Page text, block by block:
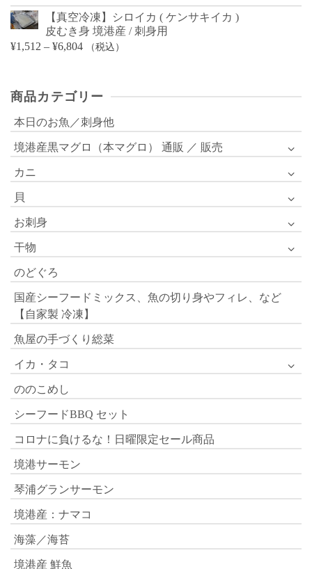
【真空冷凍】シロイカ ( ケンサキイカ )
皮むき身 境港産 / 刺身用
¥1,512 – ¥6,804価
¥1,512
¥6,804
（税込）
商品カテゴリー
本日のお魚／刺身他
境港産黒マグロ（本マグロ） 通販 ／ 販売
カニ
貝
お刺身
干物
のどぐろ
国産シーフードミックス、魚の切り身やフィレ、など
【自家製 冷凍】
魚屋の手づくり総菜
イカ・タコ
ののこめし
シーフードBBQ セット
コロナに負けるな！日曜限定セール商品
境港サーモン
琴浦グランサーモン
境港産：ナマコ
海藻／海苔
境港産 鮮魚